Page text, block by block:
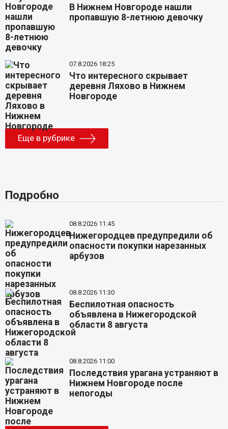
В Нижнем Новгороде нашли
пропавшую 8-летнюю девочку
07.8.2026 18:25
Что интересного скрывает
деревня Ляхово в Нижнем
Новгороде
Еще в рубрике
Подробно
08.8.2026 11:45
Нижегородцев предупредили об
опасности покупки нарезанных
арбузов
08.8.2026 11:30
Беспилотная опасность
объявлена в Нижегородской
области 8 августа
08.8.2026 11:00
Последствия урагана устраняют в
Нижнем Новгороде после
непогоды